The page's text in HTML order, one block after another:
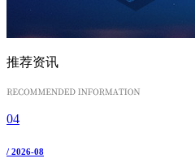
推荐资讯
04
/ 2026-08